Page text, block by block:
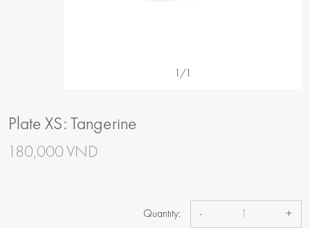
1/1
Plate XS: Tangerine
180,000 VND
Quantity: - +